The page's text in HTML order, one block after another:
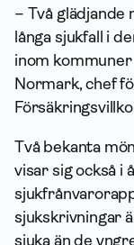
– Två glädjande
långa sjukfall i
inom kommuner
Normark, chef
Två bekanta
visar sig också i
sjukskrivningar
sjuka än de